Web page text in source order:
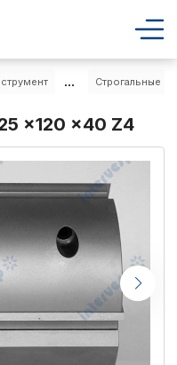
... Строгальные
x120 x40 Z4